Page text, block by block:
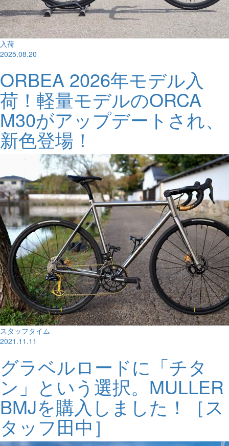
入荷
2025.08.20
ORBEA 2026年モデル入
荷！軽量モデルのORCA
M30がアップデートされ、
新色登場！
スタッフタイム
2021.11.11
グラベルロードに「チタ
ン」という選択。MULLER
BMJを購入しました！［ス
タッフ田中］